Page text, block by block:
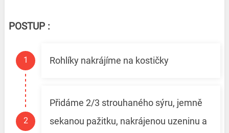
POSTUP :
Rohlíky nakrájíme na kostičky
Přidáme 2/3 strouhaného sýru, jemně
sekanou pažitku, nakrájenou uzeninu a